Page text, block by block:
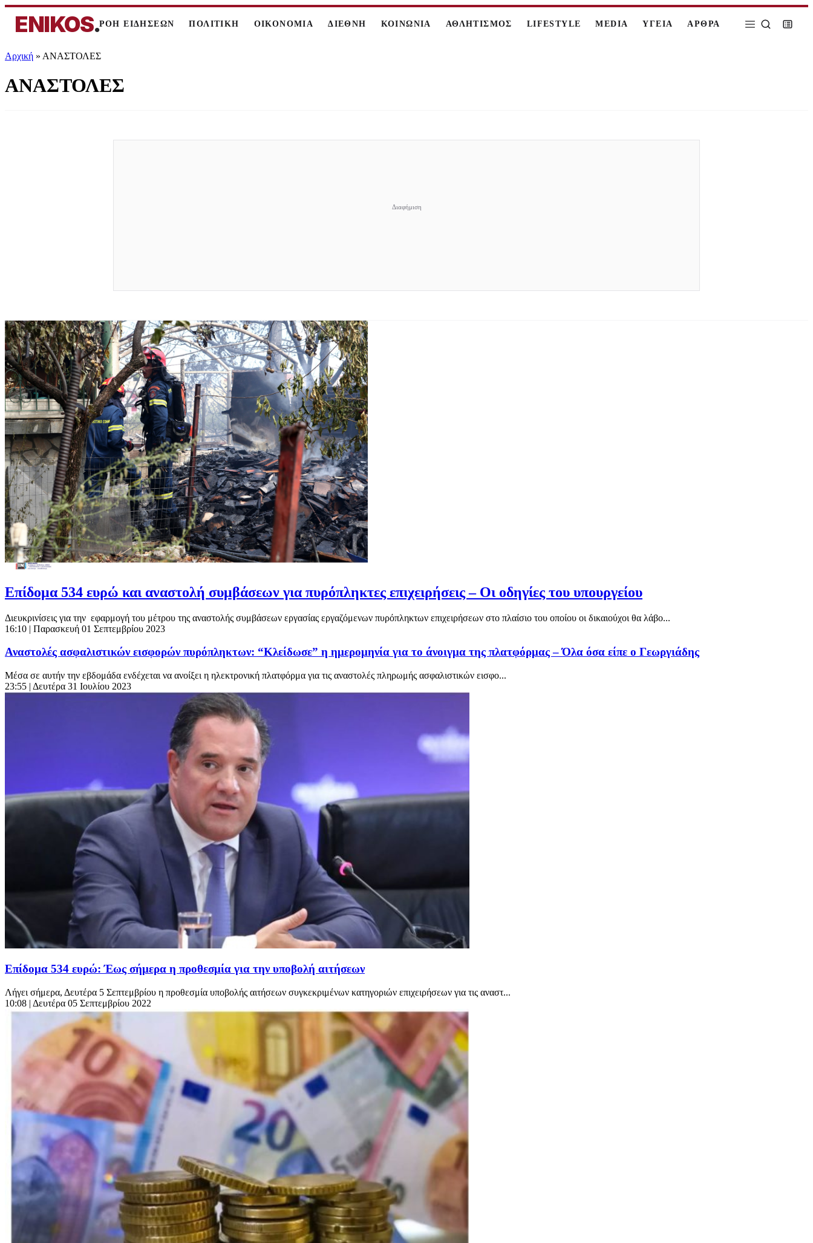
ENIKOS.ΡΟΗ ΕΙΔΗΣΕΩΝ ΠΟΛΙΤΙΚΗ ΟΙΚΟΝΟΜΙΑ ΔΙΕΘΝΗ ΚΟΙΝΩΝΙΑ ΑΘΛΗΤΙΣΜΟΣ LIFESTYLE MEDIA ΥΓΕΙΑ ΑΡΘΡΑ
Αρχική » ΑΝΑΣΤΟΛΕΣ
ΑΝΑΣΤΟΛΕΣ
Επίδομα 534 ευρώ και αναστολή συμβάσεων για πυρόπληκτες επιχειρήσεις – Οι οδηγίες του υπουργείου
Διευκρινίσεις για την εφαρμογή του μέτρου της αναστολής συμβάσεων εργασίας εργαζόμενων πυρόπληκτων επιχειρήσεων στο πλαίσιο του οποίου οι δικαιούχοι θα λάβο...
16:10 | Παρασκευή 01 Σεπτεμβρίου 2023
Αναστολές ασφαλιστικών εισφορών πυρόπληκτων: “Κλείδωσε” η ημερομηνία για το άνοιγμα της πλατφόρμας – Όλα όσα είπε ο Γεωργιάδης
Μέσα σε αυτήν την εβδομάδα ενδέχεται να ανοίξει η ηλεκτρονική πλατφόρμα για τις αναστολές πληρωμής ασφαλιστικών εισφο...
23:55 | Δευτέρα 31 Ιουλίου 2023
Επίδομα 534 ευρώ: Έως σήμερα η προθεσμία για την υποβολή αιτήσεων
Λήγει σήμερα, Δευτέρα 5 Σεπτεμβρίου η προθεσμία υποβολής αιτήσεων συγκεκριμένων κατηγοριών επιχειρήσεων για τις αναστ...
10:08 | Δευτέρα 05 Σεπτεμβρίου 2022